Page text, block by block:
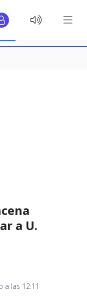
a U.
a las 12:11